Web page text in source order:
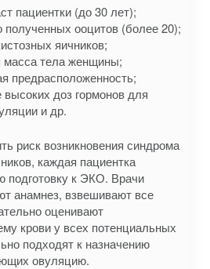
пациентки (до 30 лет);
ооцитов (более 20);
яичников;
масса тела женщины;
предрасположенность;
доз гормонов для
и др.
риск возникновения синдрома
каждая пациентка
подготовку к ЭКО. Врачи
анамнез, взвешивают все
оценивают
крови у всех потенциальных
подходят к назначению
овуляцию.